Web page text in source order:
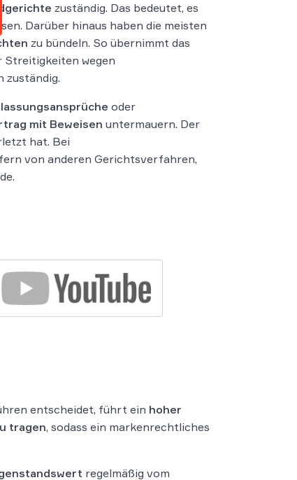
zuständig. Das bedeutet, es
Darüber hinaus haben die meisten
zu bündeln. So übernimmt das
Streitigkeiten wegen
zuständig.
oder
mit Beweisen untermauern. Der
hat. Bei
von anderen Gerichtsverfahren,
entscheidet, führt ein hoher
tragen, sodass ein markenrechtliches
regelmäßig vom